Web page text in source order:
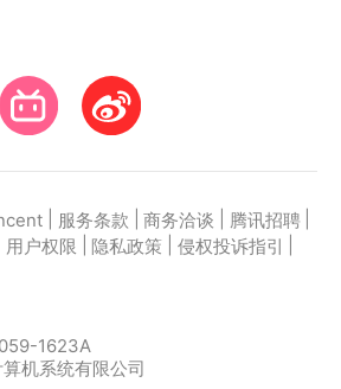
服务条款 商务洽谈 腾讯招聘
用户权限 隐私政策 侵权投诉指引
1623A
机系统有限公司